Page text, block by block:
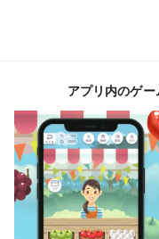
アプリ内のゲー